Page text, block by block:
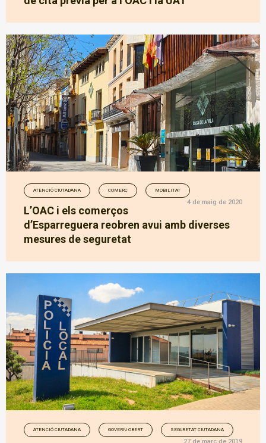
ATENCIÓ CIUTADANA COMERÇ MOBILITAT
4 de maig de 2020
L’OAC i els comerços
d’Esparreguera reobren avui amb diverses
mesures de seguretat
ATENCIÓ CIUTADANA GOVERN OBERT SEGURETAT CIUTADANA